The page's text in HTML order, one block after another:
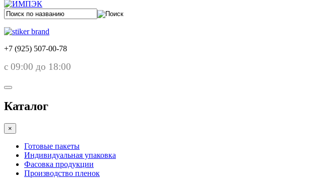
+7 (925) 507-00-78
с 09:00 до 18:00
Каталог
×
Готовые пакеты
Индивидуальная упаковка
Фасовка продукции
Производство пленок